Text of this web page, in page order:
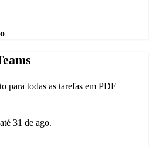
para todas as tarefas em PDF
31 de ago.